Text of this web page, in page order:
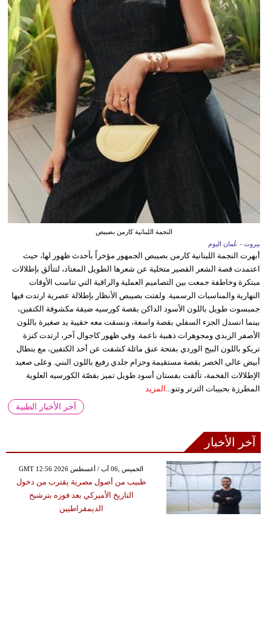
النجمة اللبنانية كارمن بصيبص
بيروت - عُمان اليوم
أبهرت النجمة اللبنانية كارمن بصيبص الجمهور مؤخراً بأحدث ظهور لها، حيث
اعتمدت قصة الشعر القصير متخلية عن شعرها الطويل المعتاد، لتتألق بإطلالات
مبتكرة وخاطفة جمعت بين التصاميم العملية والراقية التي تناسب الأوقات
النهارية والمناسبات الرسمية. ولفتت بصيبص الأنظار بإطلالة عصرية ارتدت فيها
جمبسوت طويل باللون الأسود الداكن بقصة كورسيه ضيقة مكشوفة الكتفين،
بينما انسدل الجزء السفلي بقصة واسعة، ونسقت معه حقيبة يد صغيرة باللون
الأصفر الزبدي ومجوهرات ذهبية ناعمة. وفي ظهور كاجوال آخر، ارتدت كنزة
تريكو باللون البيج الوردي بفتحة عنق مائلة كشفت عن أحد الكتفين، مع بنطال
أبيض عالي الخصر بقصة مستقيمة وحزام جلدي رفيع باللون البني. وعلى صعيد
الإطلالات الفخمة، تألقت بفستان أسود طويل تميز بقصّة الكورسيه العلوية
المطرزة بحبيبات الترتر وتنو... المزيد
آخر الأخبار الطبية
آخر الأخبار
GMT 12:56 2026 الخميس ,06 آب / أغسطس
طبيب من أصول مصرية يقترب من دخول
التاريخ الأميركي بعد فوزه بترشيح
الديمقراطيين